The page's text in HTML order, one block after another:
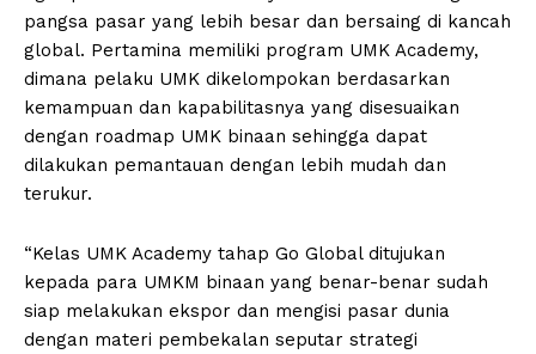
pangsa pasar yang lebih besar dan bersaing di kancah
global. Pertamina memiliki program UMK Academy,
dimana pelaku UMK dikelompokan berdasarkan
kemampuan dan kapabilitasnya yang disesuaikan
dengan roadmap UMK binaan sehingga dapat
dilakukan pemantauan dengan lebih mudah dan
terukur.
“Kelas UMK Academy tahap Go Global ditujukan
kepada para UMKM binaan yang benar-benar sudah
siap melakukan ekspor dan mengisi pasar dunia
dengan materi pembekalan seputar strategi